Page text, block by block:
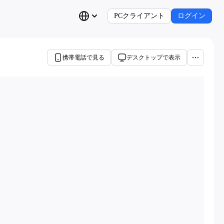
PCクライアント ログイン
携帯電話で見る デスクトップで表示